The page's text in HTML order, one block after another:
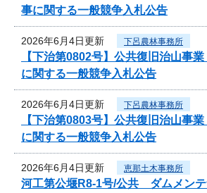
事に関する一般競争入札公告
2026年6月4日更新 下呂農林事務所
【下治第0802号】公共復旧治山事
に関する一般競争入札公告
2026年6月4日更新 下呂農林事務所
【下治第0803号】公共復旧治山事
に関する一般競争入札公告
2026年6月4日更新 恵那土木事務所
河工第公堰R8-1号/公共 ダムメン